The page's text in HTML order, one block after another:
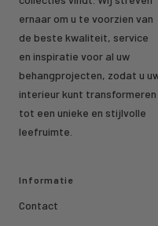
ernaar om u te voorzien van
de beste kwaliteit, service
en inspiratie voor al uw
behangprojecten, zodat u
interieur kunt transformeren
tot een unieke en stijlvolle
leefruimte.
Informatie
Contact